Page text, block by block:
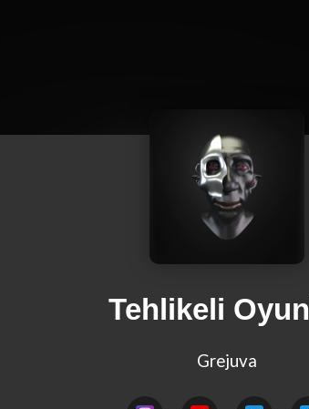
Tehlikeli
Grejuva